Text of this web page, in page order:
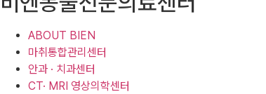
ABOUT BIEN
마취통합관리센터
안과 · 치과센터
CT· MRI 영상의학센터